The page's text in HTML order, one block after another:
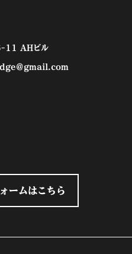
11 AHビル
ームはこちら